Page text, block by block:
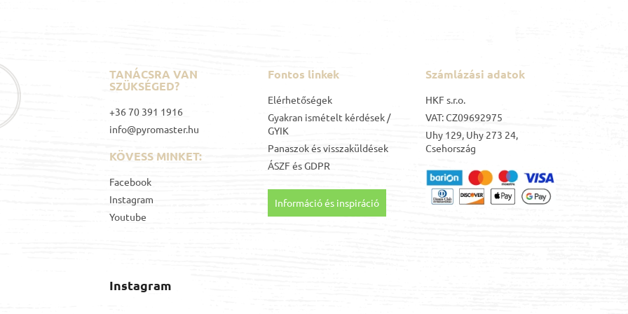
TANÁCSRA VAN
SZÜKSÉGED?
+36 70 391 1916
info@pyromaster.hu
KÖVESS MINKET:
Facebook
Instagram
Youtube
Fontos linkek
Elérhetőségek
Gyakran ismételt kérdések /
GYIK
Panaszok és visszaküldések
ÁSZF ésGDPR
Információ és inspiráció
Számlázási adatok
HKF s.r.o.
VAT: CZ09692975
Uhy 129, Uhy 273 24,
Csehország
Instagram